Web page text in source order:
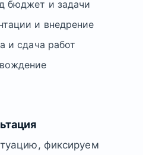
бюджет и задачи
и внедрение
и сдача работ
фиксируем